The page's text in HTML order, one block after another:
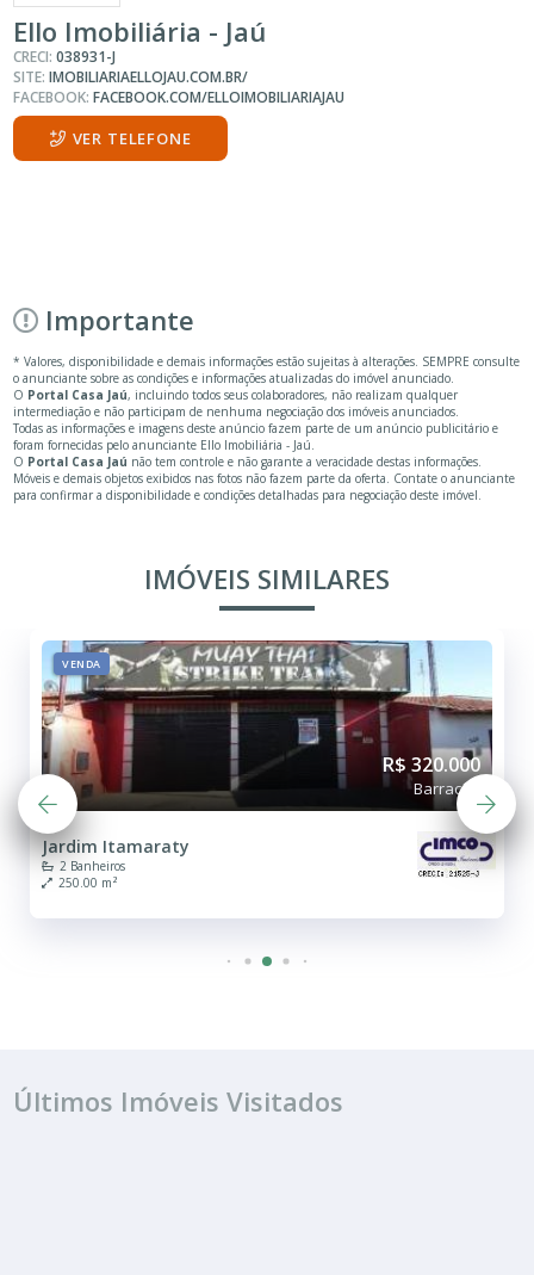
Ello Imobiliária - Jaú
CRECI:038931-J
SITE:IMOBILIARIAELLOJAU.COM.BR/
FACEBOOK:FACEBOOK.COM/ELLOIMOBILIARIAJAU
VER TELEFONE
Importante
* Valores, disponibilidade e demais informações estão sujeitas à alterações. SEMPRE consulte
o anunciante sobre as condições e informações atualizadas do imóvel anunciado.
O Portal Casa Jaú, incluindo todos seus colaboradores, não realizam qualquer
intermediação e não participam de nenhuma negociação dos imóveis anunciados.
Todas as informações e imagens deste anúncio fazem parte de um anúncio publicitário e
foram fornecidas pelo anunciante Ello Imobiliária - Jaú.
O Portal Casa Jaú não tem controle e não garante a veracidade destas informações.
Móveis e demais objetos exibidos nas fotos não fazem parte da oferta. Contate o anunciante
para confirmar a disponibilidade e condições detalhadas para negociação deste imóvel.
IMÓVEIS SIMILARES
VENDA
R$ 320.000
Barracão
Jardim Itamaraty
2 Banheiros
250.00 m²
Últimos Imóveis Visitados